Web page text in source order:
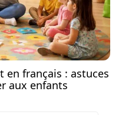
en français : astuces
aux enfants